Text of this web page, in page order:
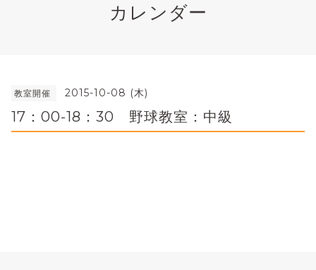
カレンダー
教室開催 2015-10-08 (木)
17：00-18：30 野球教室：中級